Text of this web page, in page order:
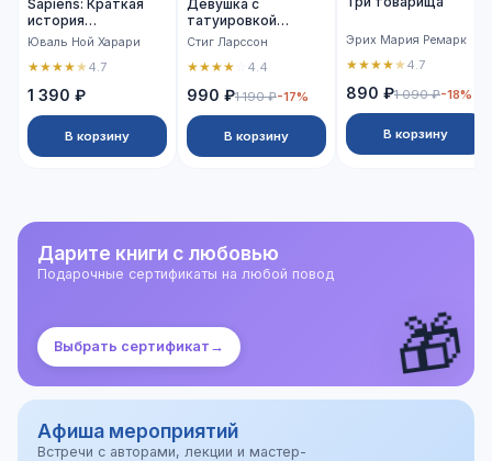
Sapiens: Краткая
история
человечества
Юваль Ной Харари
★★★★★4.7
1 390 ₽
В корзину
Девушка с
татуировкой
дракона
Стиг Ларссон
★★★★ 4.4
990 ₽1 190 ₽-17%
В корзину
Эрих Мария Ремарк
★★★★★4.7
890 ₽1 090 ₽-18%
В корзину
Дарите книги с любовью
Подарочные сертификаты на любой повод
Выбрать сертификат → 🎁
Афиша мероприятий
Встречи с авторами, лекции и мастер-